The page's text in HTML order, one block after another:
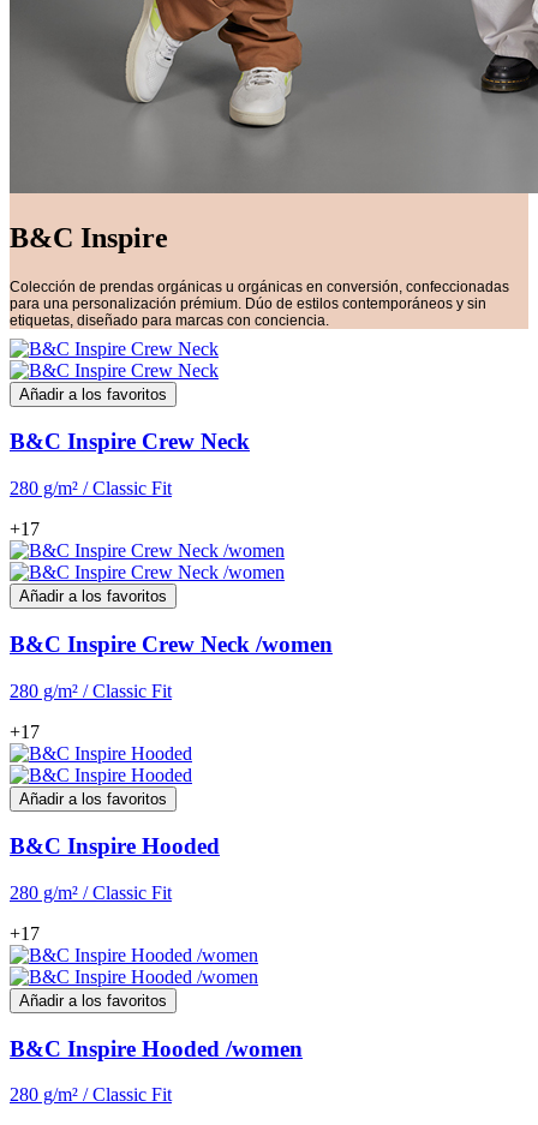
B&C Inspire
Colección de prendas orgánicas u orgánicas en conversión, confeccionadas
para una personalización prémium. Dúo de estilos contemporáneos y sin
etiquetas, diseñado para marcas con conciencia.
Añadir a los favoritos
B&C Inspire Crew Neck
280 g/m² / Classic Fit
+17
Añadir a los favoritos
B&C Inspire Crew Neck /women
280 g/m² / Classic Fit
+17
Añadir a los favoritos
B&C Inspire Hooded
280 g/m² / Classic Fit
+17
Añadir a los favoritos
B&C Inspire Hooded /women
280 g/m² / Classic Fit